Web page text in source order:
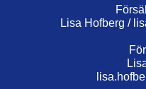
Lisa Hofberg /